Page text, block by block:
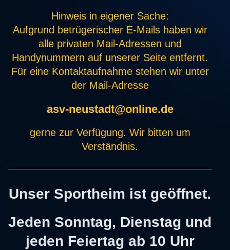
Hinweis in eigener Sache:
Aufgrund betrügerischer E-Mails haben wir
alle privaten Mail-Adressen und
Handynummern auf unserer Seite entfernt.
Für eine Kontaktaufnahme stehen wir unter
der Mail-Adresse
asv-neustadt@online.de
gerne zur Verfügung. Wir bitten um
Verständnis.
Unser Sportheim ist geöffnet.
Jeden Sonntag, Dienstag und
jeden Feiertag ab 10 Uhr